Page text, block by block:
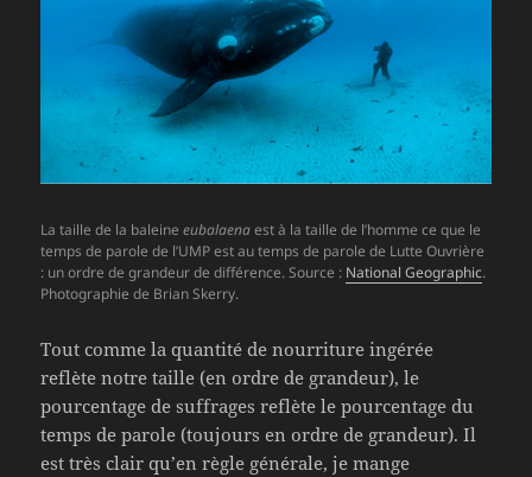
La taille de la baleineeubalaenaest à la taille de l’homme ce que le
temps de parole de l’UMP est au temps de parole de Lutte Ouvrière
: un ordre de grandeur de différence. Source : National Geographic.
Photographie de Brian Skerry.
Tout comme la quantité de nourriture ingérée
reflète notre taille (en ordre de grandeur), le
pourcentage de suffrages reflète le pourcentage du
temps de parole (toujours en ordre de grandeur). Il
est très clair qu’en règle générale, je mange